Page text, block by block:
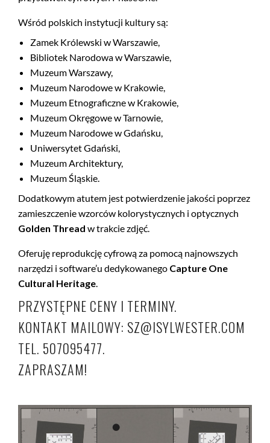
Wśród polskich instytucji kultury są:
Zamek Królewski w Warszawie,
Bibliotek Narodowa w Warszawie,
Muzeum Warszawy,
Muzeum Narodowe w Krakowie,
Muzeum Etnograficzne w Krakowie,
Muzeum Okręgowe w Tarnowie,
Muzeum Narodowe w Gdańsku,
Uniwersytet Gdański,
Muzeum Architektury,
Muzeum Śląskie.
Dodatkowym atutem jest potwierdzenie jakości poprzez
zamieszczenie wzorców kolorystycznych i optycznych
Golden Thread w trakcie zdjęć.
Oferuję reprodukcję cyfrową za pomocą najnowszych
narzędzi i software’u dedykowanego Capture One
Cultural Heritage.
PRZYSTĘPNE CENY I TERMINY.
KONTAKT MAILOWY: SZ@ISYLWESTER.COM
TEL. 507095477.
ZAPRASZAM!